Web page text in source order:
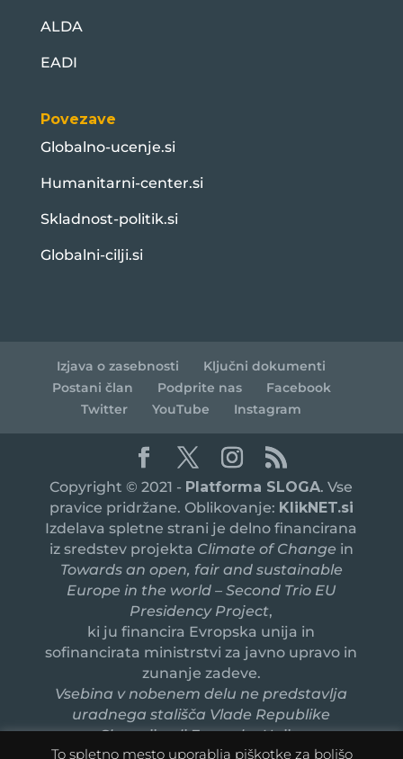
ALDA
EADI
Povezave
Globalno-ucenje.si
Humanitarni-center.si
Skladnost-politik.si
Globalni-cilji.si
Izjava o zasebnosti
Ključni dokumenti
Postani član
Podprite nas
Facebook
Twitter
YouTube Instagram
Copyright © 2021 - Platforma SLOGA. Vse
pravice pridržane. Oblikovanje: KlikNET.si
Izdelava spletne strani je delno financirana
iz sredstev projekta Climate of Change in
Towards an open, fair and sustainable
Europe in the world – Second Trio EU
Presidency Project,
ki ju financira Evropska unija in
sofinancirata ministrstvi za javno upravo in
zunanje zadeve.
Vsebina v nobenem delu ne predstavlja
uradnega stališča Vlade Republike
Slovenije ali Evropske Unije.
To spletno mesto uporablja piškotke za boljšo